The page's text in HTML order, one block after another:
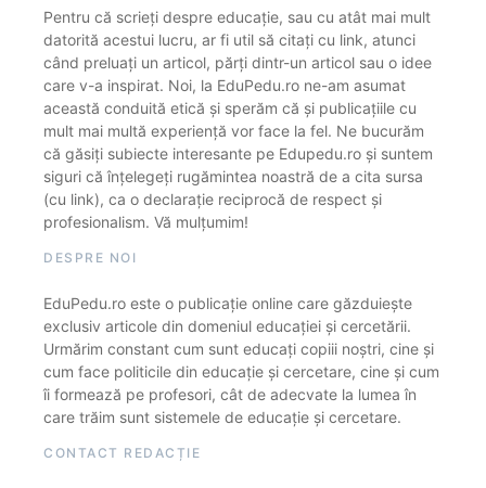
Pentru că scrieți despre educație, sau cu atât mai mult
datorită acestui lucru, ar fi util să citați cu link, atunci
când preluați un articol, părți dintr-un articol sau o idee
care v-a inspirat. Noi, la EduPedu.ro ne-am asumat
această conduită etică și sperăm că și publicațiile cu
mult mai multă experiență vor face la fel. Ne bucurăm
că găsiți subiecte interesante pe Edupedu.ro și suntem
siguri că înțelegeți rugămintea noastră de a cita sursa
(cu link), ca o declarație reciprocă de respect și
profesionalism. Vă mulțumim!
DESPRE NOI
EduPedu.ro este o publicație online care găzduiește
exclusiv articole din domeniul educației și cercetării.
Urmărim constant cum sunt educați copiii noștri, cine și
cum face politicile din educație și cercetare, cine și cum
îi formează pe profesori, cât de adecvate la lumea în
care trăim sunt sistemele de educație și cercetare.
CONTACT REDACȚIE